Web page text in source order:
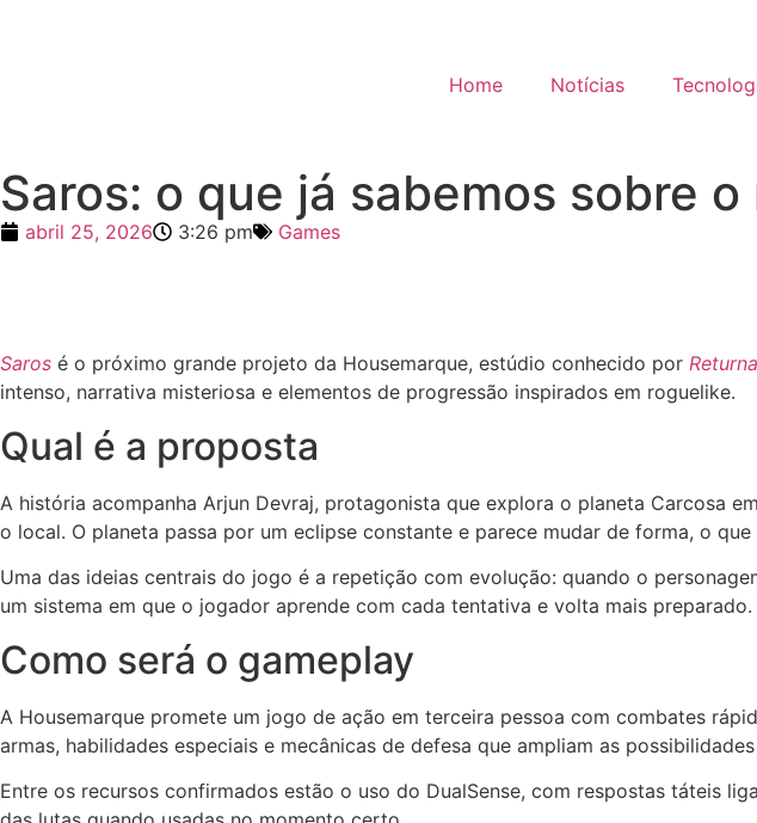
Home Notícias
Saros: o que já sabemos sobre
abril 25, 2026 3:26 pm Games
Saros é o próximo grande projeto da Housemarque, estúdio conhecido por
intenso, narrativa misteriosa e elementos de progressão inspirados em roguelike.
Qual é a proposta
A história acompanha Arjun Devraj, protagonista que explora o planeta Carcosa
o local. O planeta passa por um eclipse constante e parece mudar de forma, o
Uma das ideias centrais do jogo é a repetição com evolução: quando o
um sistema em que o jogador aprende com cada tentativa e volta mais preparado.
Como será o gameplay
A Housemarque promete um jogo de ação em terceira pessoa com combates
armas, habilidades especiais e mecânicas de defesa que ampliam as
Entre os recursos confirmados estão o uso do DualSense, com respostas táteis